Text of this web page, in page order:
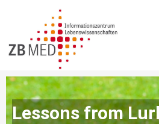
springen
Lessons from